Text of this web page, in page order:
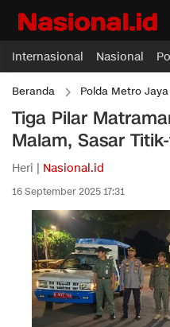
Internasional Nasional
Beranda Polda Metro Jaya
Tiga Pilar
Malam, Sasar
Heri | Nasional.id
16 September 2025 17:31